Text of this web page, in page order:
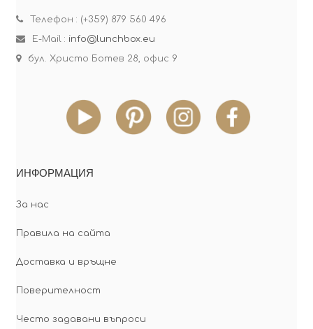
Телефон : (+359) 879 560 496
E-Mail : info@lunchbox.eu
бул. Христо Ботев 28, офис 9
ИНФОРМАЦИЯ
За нас
Правила на сайта
Доставка и връщне
Поверителност
Често задавани въпроси